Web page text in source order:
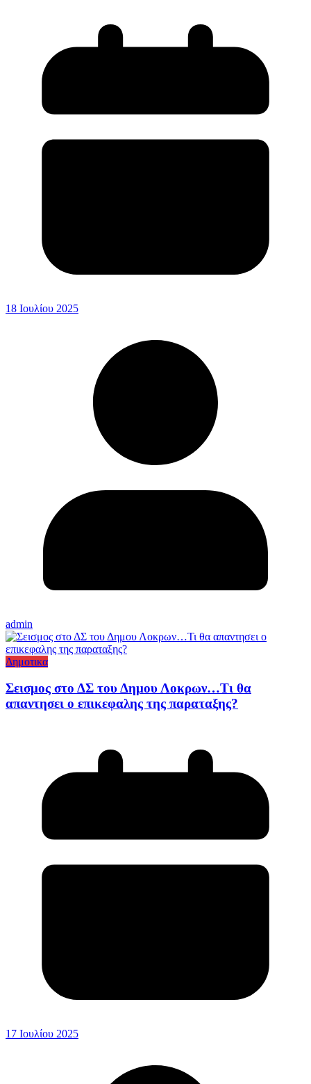
18 Ιουλίου 2025
admin
Δημοτικα
Σεισμος στο ΔΣ του Δημου Λοκρων…Τι θα
απαντησει ο επικεφαλης της παραταξης?
17 Ιουλίου 2025